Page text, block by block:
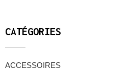
CATÉGORIES
ACCESSOIRES